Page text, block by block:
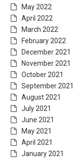
May 2022
April 2022
March 2022
February 2022
December 2021
November 2021
October 2021
September 2021
August 2021
July 2021
June 2021
May 2021
April 2021
January 2021